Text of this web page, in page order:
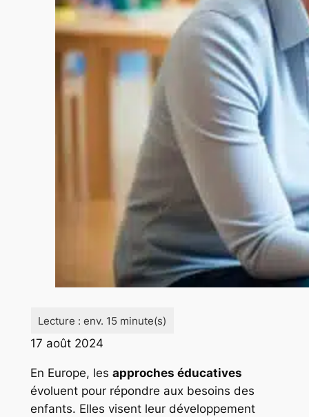
17 août 2024
En Europe, les approches éducatives
évoluent pour répondre aux besoins des
enfants. Elles visent leur développement